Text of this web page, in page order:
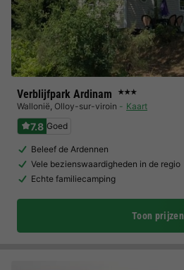
Verblijfpark Ardinam ★★★
Wallonië, Olloy-sur-viroin Kaart
7.8 Goed
Beleef de Ardennen
Vele bezienswaardigheden in de regio
Echte familiecamping
Toon prijzen